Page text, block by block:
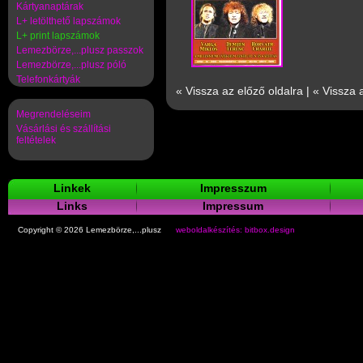
Kártyanaptárak
L+ letölthető lapszámok
L+ print lapszámok
Lemezbörze,...plusz passzok
Lemezbörze,...plusz póló
Telefonkártyák
Megrendeléseim
Vásárlási és szállítási
feltételek
« Vissza az előző oldalra | « Vissza
Linkek
Impresszum
Links
Impressum
Copyright © 2026 Lemezbörze,...plusz weboldalkészítés: bitbox.design